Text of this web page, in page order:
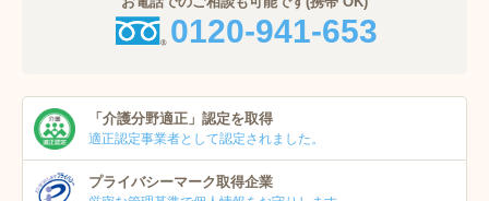
0120-941-653
「介護分野適正」 認定を取得
適正認定事業者として認定されました。
プライバシーマーク取得企業